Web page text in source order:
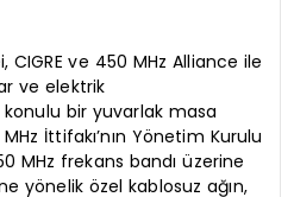
CIGRE ve 450 MHz Alliance ile
ve elektrik
bir yuvarlak masa
İttifakı’nın Yönetim Kurulu
MHz frekans bandı üzerine
yönelik özel kablosuz ağın,